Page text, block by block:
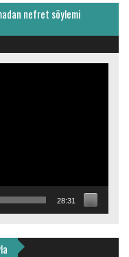
nefret söylemi
28:31